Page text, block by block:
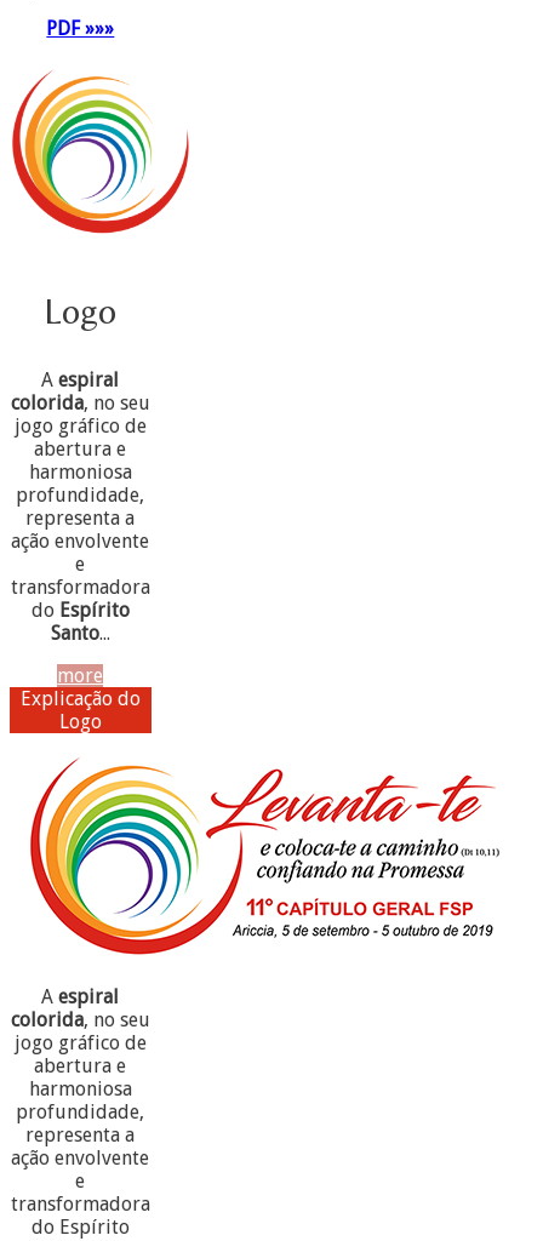
PDF »»»
Logo
Aespiral
colorida, no seu
jogo gráfico de
abertura e
harmoniosa
profundidade,
representa a
ação envolvente
e
transformadora
do Espírito
Santo...
more
Explicação do
Logo
Aespiral
colorida, no seu
jogo gráfico de
abertura e
harmoniosa
profundidade,
representa a
ação envolvente
e
transformadora
do Espírito